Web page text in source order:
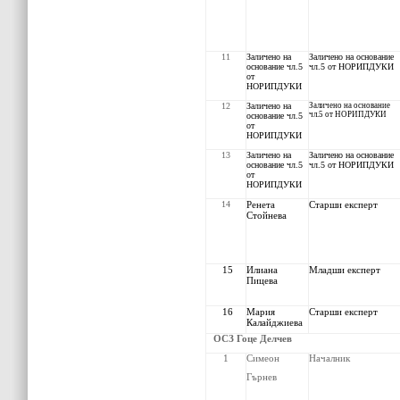
11 Заличено на
основание чл.5
от
НОРИПДУКИ
Заличено на основание
чл.5 от НОРИПДУКИ
12 Заличено на
основание чл.5
от
НОРИПДУКИ
Заличено на основание
чл.5 от НОРИПДУКИ
13 Заличено на
основание чл.5
от
НОРИПДУКИ
Заличено на основание
чл.5 от НОРИПДУКИ
14
Ренета
Стойнева
Старши експерт
15
Илиана
Пицева
Младши експерт
16
Мария
Калайджиева
Старши експерт
ОСЗ Гоце Делчев
1
Симеон
Гърнев
Началник